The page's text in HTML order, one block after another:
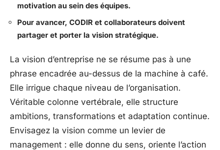
motivation au sein des équipes.
Pour avancer, CODIR et collaborateurs doivent
partager et porter la vision stratégique.
La vision d’entreprise ne se résume pas à une
phrase encadrée au-dessus de la machine à café.
Elle irrigue chaque niveau de l’organisation.
Véritable colonne vertébrale, elle structure
ambitions, transformations et adaptation continue.
Envisagez la vision comme un levier de
management : elle donne du sens, oriente l’action